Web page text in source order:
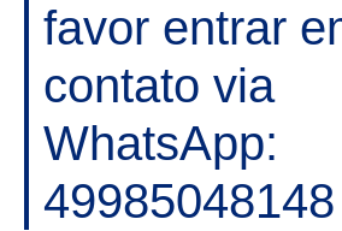
favor entrar
contato via
WhatsApp:
49985048148